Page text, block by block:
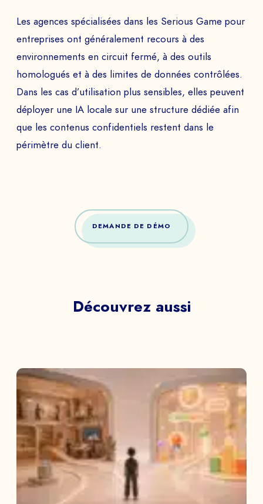
Les agences spécialisées dans les Serious Game pour
entreprises ont généralement recours à des
environnements en circuit fermé, à des outils
homologués et à des limites de données contrôlées.
Dans les cas d’utilisation plus sensibles, elles peuvent
déployer une IA locale sur une structure dédiée afin
que les contenus confidentiels restent dans le
périmètre du client.
DEMANDE DE DÉMO
Découvrez aussi